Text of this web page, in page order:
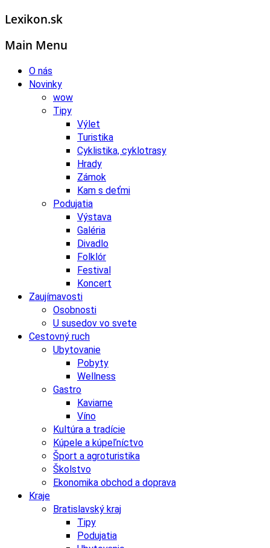
Lexikon.sk
Main Menu
O nás
Novinky
wow
Tipy
Výlet
Turistika
Cyklistika, cyklotrasy
Hrady
Zámok
Kam s deťmi
Podujatia
Výstava
Galéria
Divadlo
Folklór
Festival
Koncert
Zaujímavosti
Osobnosti
U susedov vo svete
Cestovný ruch
Ubytovanie
Pobyty
Wellness
Gastro
Kaviarne
Víno
Kultúra a tradície
Kúpele a kúpeľníctvo
Šport a agroturistika
Školstvo
Ekonomika obchod a doprava
Kraje
Bratislavský kraj
Tipy
Podujatia